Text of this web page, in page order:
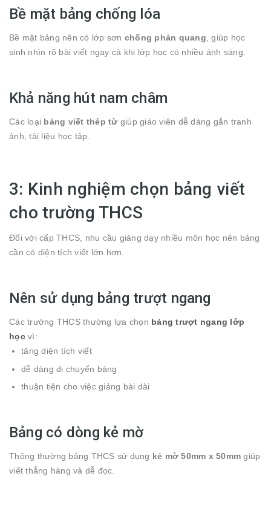
Bề mặt bảng chống lóa
Bề mặt bảng nên có lớp sơn chống phản quang , giúp học
sinh nhìn rõ bài viết ngay cả khi lớp học có nhiều ánh sáng.
Khả năng hút nam châm
Các loại bảng viết thép từ giúp giáo viên dễ dàng gắn tranh
ảnh, tài liệu học tập.
3: Kinh nghiệm chọn bảng viết
cho trường THCS
Đối với cấp THCS, nhu cầu giảng dạy nhiều môn học nên bảng
cần có diện tích viết lớn hơn.
Nên sử dụng bảng trượt ngang
Các trường THCS thường lựa chọn bảng trượt ngang lớp
họcvì:
tăng diện tích viết
dễ dàng di chuyển bảng
thuận tiện cho việc giảng bài dài
Bảng có dòng kẻ mờ
Thông thường bảng THCS sử dụng kẻ mờ 50mm x 50mm giúp
viết thẳng hàng và dễ đọc.